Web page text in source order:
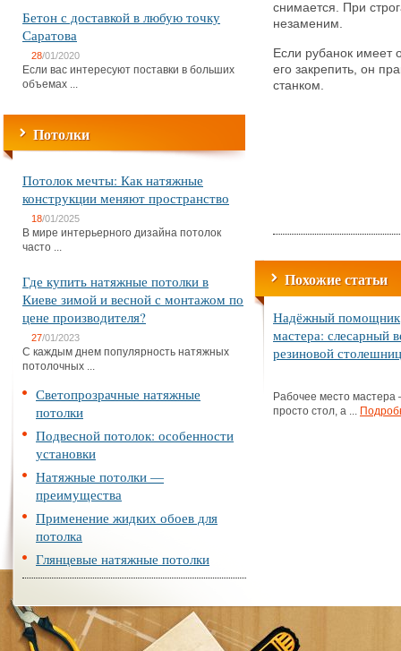
Бетон с доставкой в любую точку
Саратова
28/01/2020
Если вас интересуют поставки в больших
объемах ...
Потолки
Потолок мечты: Как натяжные
конструкции меняют пространство
18/01/2025
В мире интерьерного дизайна потолок
часто ...
Где купить натяжные потолки в
Киеве зимой и весной с монтажом по
цене производителя?
27/01/2023
С каждым днем популярность натяжных
потолочных ...
Светопрозрачные натяжные
потолки
Подвесной потолок: особенности
установки
Натяжные потолки —
преимущества
Применение жидких обоев для
потолка
Глянцевые натяжные потолки
снимается. При
незаменим.
Если рубанок имеет
его закрепить, он
станком.
Похожие статьи
Надёжный помощник
мастера: слесарный
резиновой
Рабочее место мастера
просто стол, а ...